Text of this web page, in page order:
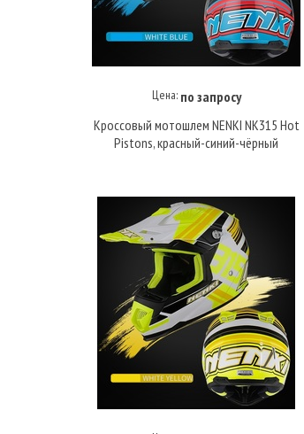
Купить под заказ
Цена: по запросу
Кроссовый мотошлем NENKI NK315 Hot
Pistons, красный-синий-чёрный